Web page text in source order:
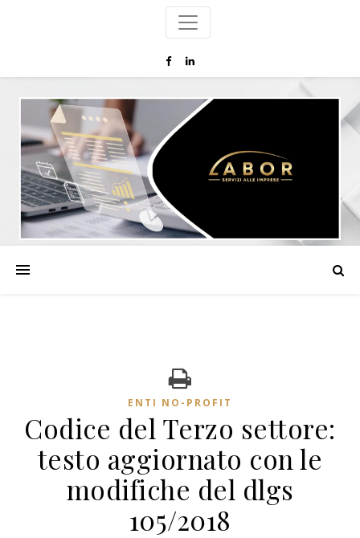
ENTI NO-PROFIT
Codice del Terzo settore:
testo aggiornato con le
modifiche del dlgs
105/2018